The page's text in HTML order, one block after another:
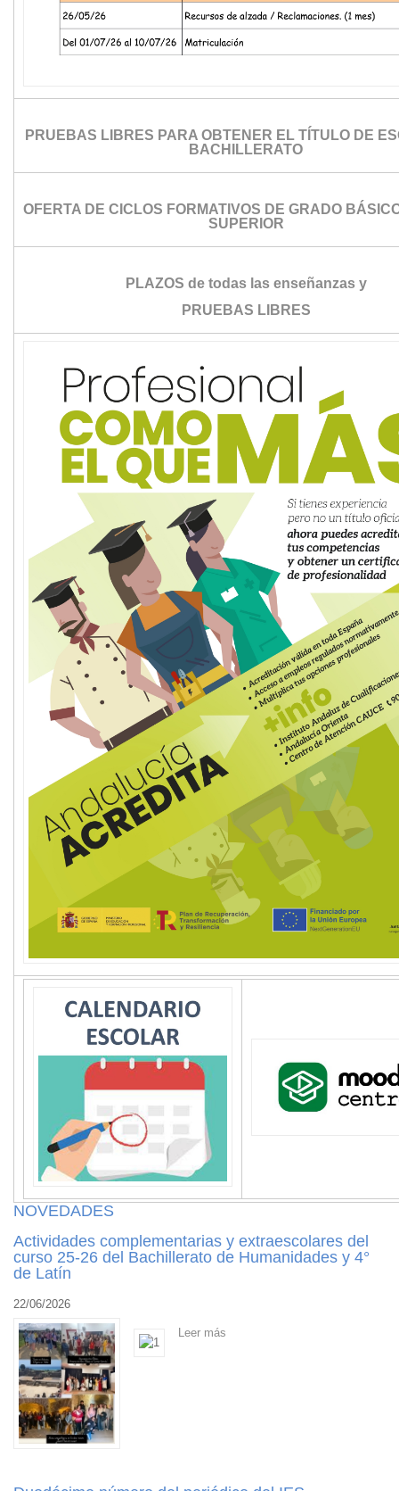
PRUEBAS LIBRES PARA OBTENER EL TÍTULO DE
BACHILLERATO
OFERTA DE CICLOS FORMATIVOS DE GRADO
SUPERIOR
PLAZOS de todas las enseñanzas y
PRUEBAS LIBRES
NOVEDADES
Actividades complementarias y extraescolares del
curso 25-26 del Bachillerato de Humanidades y 4°
de Latín
22/06/2026
Leer más